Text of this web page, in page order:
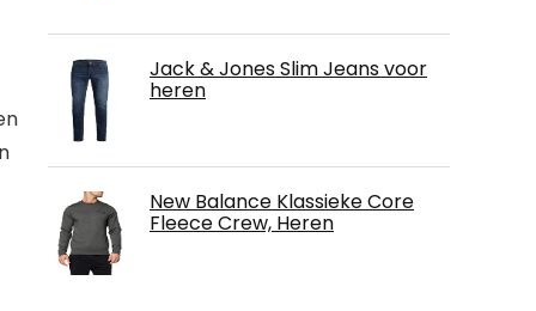
Jack & Jones Slim Jeans voor
heren
New Balance Klassieke Core
Fleece Crew, Heren